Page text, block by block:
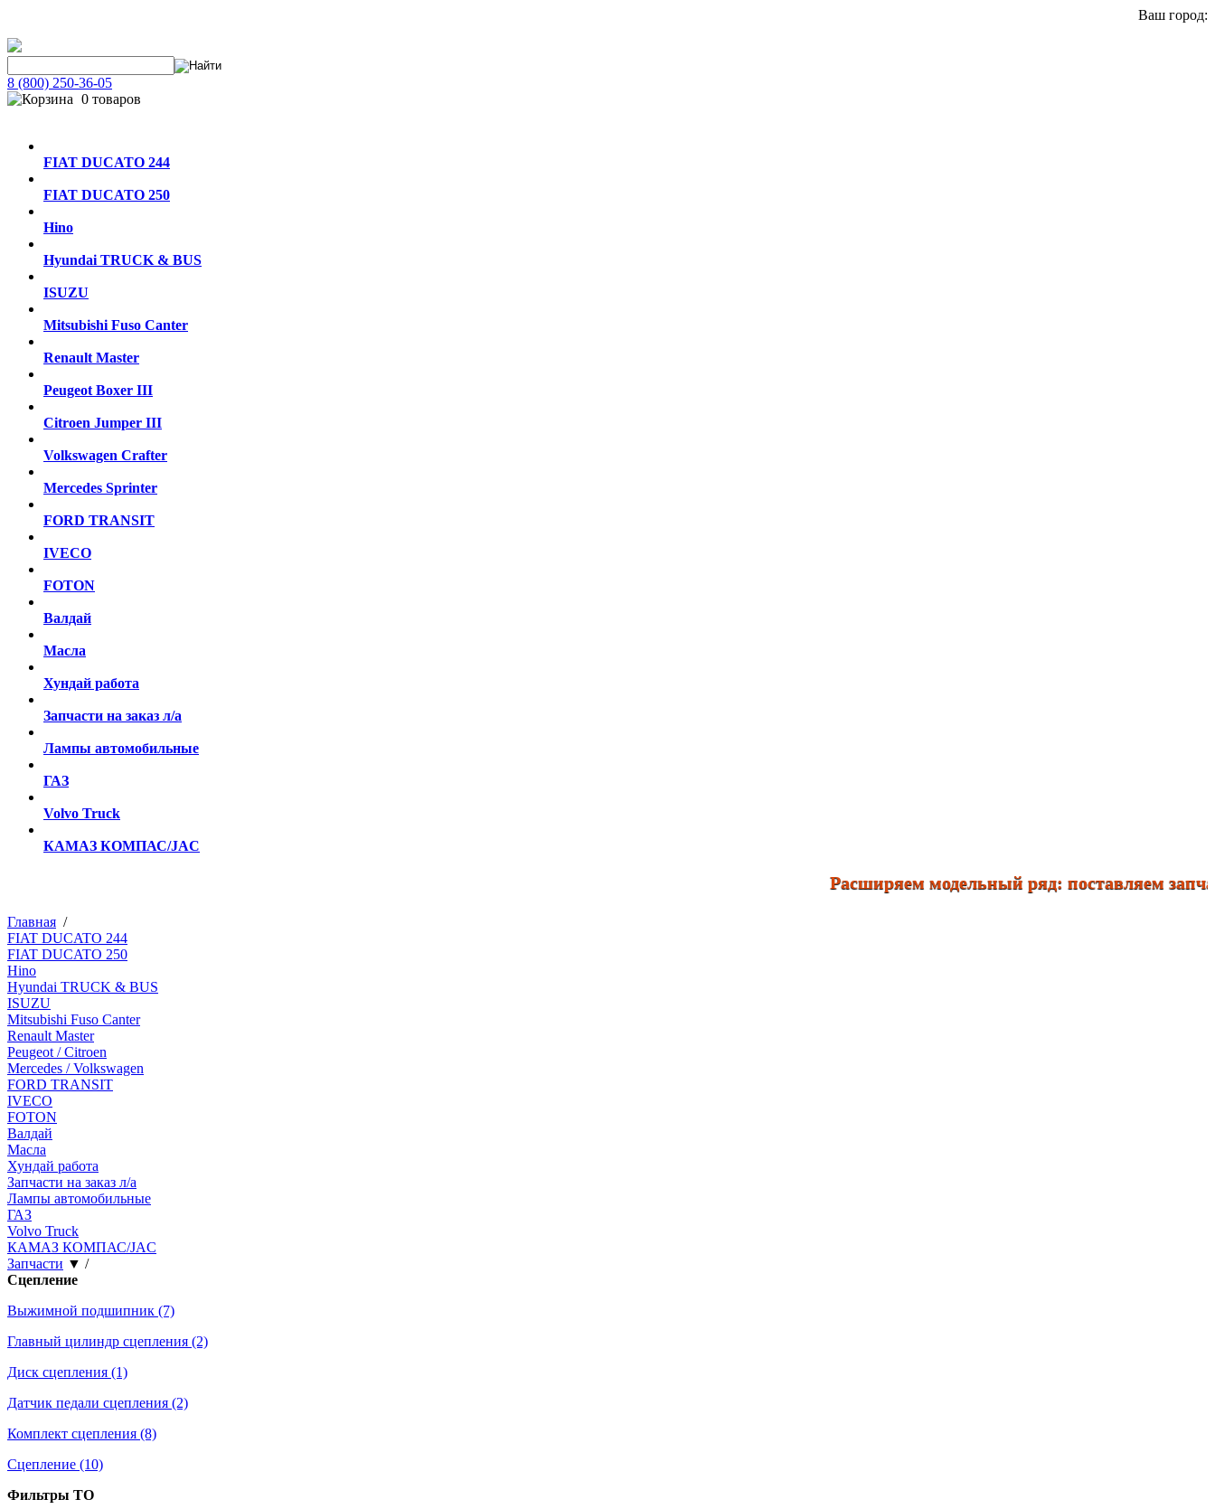
Ваш город:
8 (800) 250-36-05
0 товаров
FIAT DUCATO 244
FIAT DUCATO 250
Hino
Hyundai TRUCK & BUS
ISUZU
Mitsubishi Fuso Canter
Renault Master
Peugeot Boxer III
Citroen Jumper III
Volkswagen Crafter
Mercedes Sprinter
FORD TRANSIT
IVECO
FOTON
Валдай
Масла
Хундай работа
Запчасти на заказ л/а
Лампы автомобильные
ГАЗ
Volvo Truck
КАМАЗ КОМПАС/JAC
Расширяем модельный ряд: поставляем запчасти
Главная /
FIAT DUCATO 244
FIAT DUCATO 250
Hino
Hyundai TRUCK & BUS
ISUZU
Mitsubishi Fuso Canter
Renault Master
Peugeot / Citroen
Mercedes / Volkswagen
FORD TRANSIT
IVECO
FOTON
Валдай
Масла
Хундай работа
Запчасти на заказ л/а
Лампы автомобильные
ГАЗ
Volvo Truck
КАМАЗ КОМПАС/JAC
Запчасти ▼ /
Сцепление
Выжимной подшипник (7)
Главный цилиндр сцепления (2)
Диск сцепления (1)
Датчик педали сцепления (2)
Комплект сцепления (8)
Сцепление (10)
Фильтры ТО